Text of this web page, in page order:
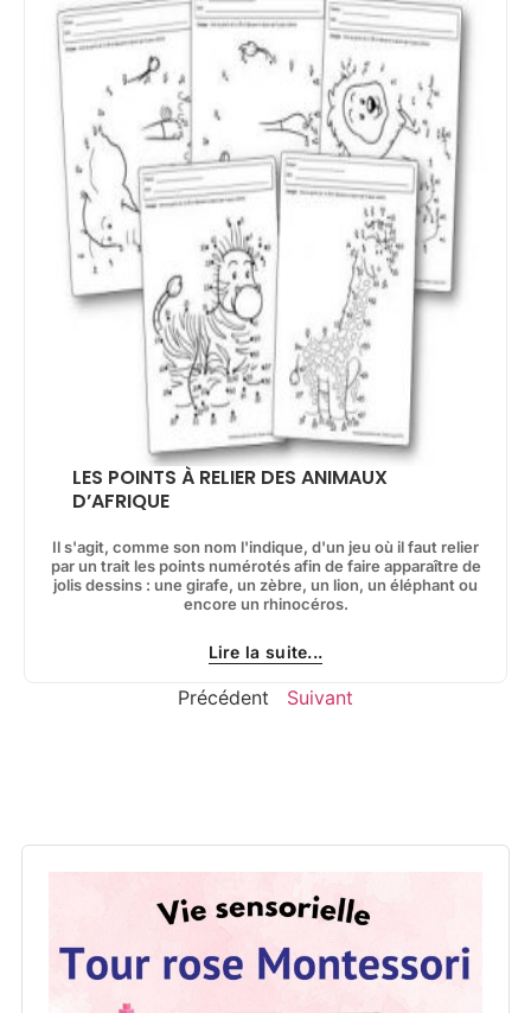
LES POINTS À RELIER DES ANIMAUX
D’AFRIQUE
Il s'agit, comme son nom l'indique, d'un jeu où il faut relier
par un trait les points numérotés afin de faire apparaître de
jolis dessins : une girafe, un zèbre, un lion, un éléphant ou
encore un rhinocéros.
Lire la suite...
Précédent Suivant